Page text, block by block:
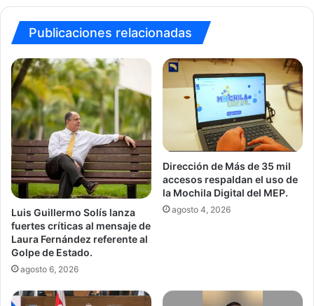
Publicaciones relacionadas
Luis Guillermo Solís lanza
fuertes críticas al mensaje de
Laura Fernández referente al
Golpe de Estado.
agosto 6, 2026
Dirección de Más de 35 mil
accesos respaldan el uso de
la Mochila Digital del MEP.
agosto 4, 2026